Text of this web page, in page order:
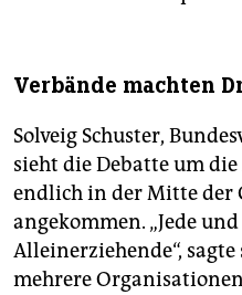
Verbände machten
Solveig Schuster,
sieht die Debatte um
endlich in der Mitte der
angekommen. „Jede
Alleinerziehende“,
mehrere